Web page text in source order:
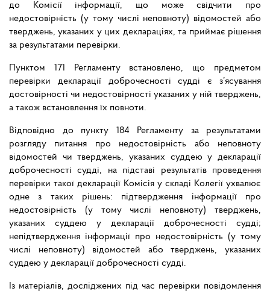
до Комісії інформації, що може свідчити про
недостовірність (у тому числі неповноту) відомостей або
тверджень, указаних у цих деклараціях, та приймає рішення
за результатами перевірки.
Пунктом 171 Регламенту встановлено, що предметом
перевірки декларації доброчесності судді є з’ясування
достовірності чи недостовірності указаних у ній тверджень,
а також встановлення їх повноти.
Відповідно до пункту 184 Регламенту за результатами
розгляду питання про недостовірність або неповноту
відомостей чи тверджень, указаних суддею у декларації
доброчесності судді, на підставі результатів проведення
перевірки такої декларації Комісія у складі Колегії ухвалює
одне з таких рішень: підтвердження інформації про
недостовірність (у тому числі неповноту) тверджень,
указаних суддею у декларації доброчесності судді;
непідтвердження інформації про недостовірність (у тому
числі неповноту) відомостей або тверджень, указаних
суддею у декларації доброчесності судді.
Із матеріалів, досліджених під час перевірки повідомлення